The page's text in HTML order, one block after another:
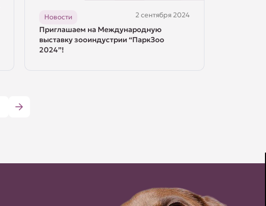
Новости 2 сентября 2024
Приглашаем на Международную
выставку зооиндустрии “ПаркЗоо
2024”!